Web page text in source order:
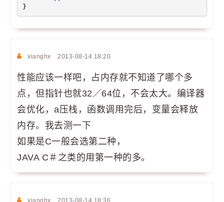
}
xianghx 2013-08-14 18:20
性能应该一样吧，占内存就不知道了哪个多
点，但指针也就32／64位，不会太大。编译器
会优化，a压栈，函数调用完后，变量会释放
内存。我去测一下
如果是C一般会选第二种，
JAVA C＃之类的用第一种的多。